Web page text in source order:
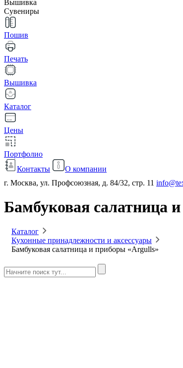
Вышивка
Сувениры
Пошив
Печать
Вышивка
Каталог
Цены
Портфолио
Контакты
О компании
г. Москва, ул. Профсоюзная, д. 84/32, стр. 11
Бамбуковая салатница
Каталог
Кухонные принадлежности и аксессуары
Бамбуковая салатница и приборы «Argulls»